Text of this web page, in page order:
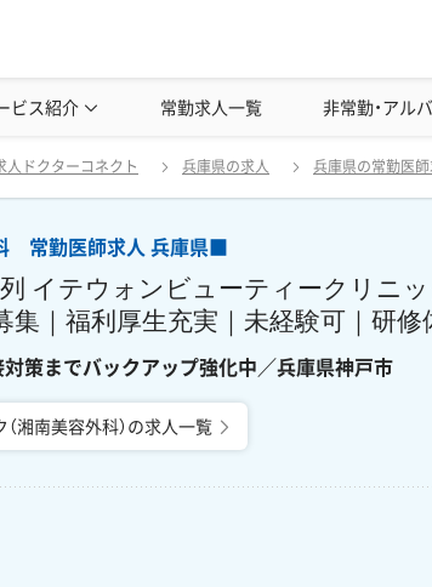
ビス紹介 ドクター
常勤求人一覧 非常勤・アル
学・研修情報 美容外科・美容皮膚科の医師転職
人ドクターコネクト 兵庫県の求人 兵庫県の常勤医
常勤医師求人 兵庫県■
列 イテウォンビューティークリニッ
集｜福利厚生充実｜未経験可｜研
策までバックアップ強化中／兵庫県神戸市
湘南美容外科）の求人一覧
皮膚科 常勤医師求人 兵庫県■ 【SBC湘南美容系列